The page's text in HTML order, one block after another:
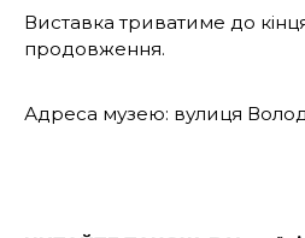
Виставка триватиме до
продовження.
Адреса музею: вулиця